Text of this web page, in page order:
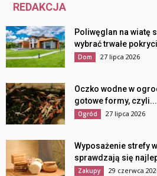
REDAKCJA
Poliwęglan na wiatę
wybrać trwałe
Dom 27 lipca 2026
Oczko wodne w
gotowe formy, czyli...
Ogród 27 lipca 2026
Wyposażenie strefy
sprawdzają się
Zakupy 29 czerwca